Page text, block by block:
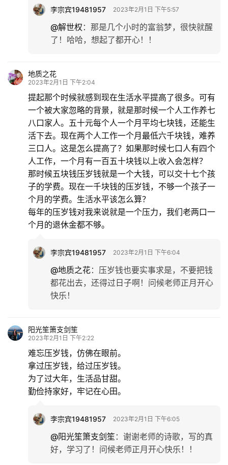
李宗宾19481957 2023年2月1日 下午5:57
@解世权 ： 那是几个小时的富翁梦，很快就醒
了！哈哈，想起了都开心！！
地质之花
2023年2月1日 下午2:04
提起那个时候就感到现在生活水平提高了很多。可有
一个被大家忽略的背景，就是那时候一个人工作养七
八口家人。五十元每个人一个月平均七块钱，还能生
活下去。现在两个人工作一个月最低六千块钱，难养
三口人。这是怎么提高了？如果那时候七口人有四个
人工作，一个月有一百五十块钱以上收入会怎样？
那时候五块钱压岁钱就是一个大钱，可以交十七个孩
子的学费。现在一千块钱的压岁钱，不够一个孩子一
个月的学费。生活水平该怎么算？
每年的压岁钱对我来说就是一个压力，我们老两口一
个月的退休金都不够。
李宗宾19481957 2023年2月1日 下午6:04
@地质之花： 压岁钱也要实事求是，不要把钱
都花出去，还得过日子啊！问候老师正月开心
快乐！
阳光笙箫支剑笙
2023年2月1日 下午2:22
难忘压岁钱，仿佛在眼前。
拿过压岁钱，给过压岁钱。
为了过大年，生活品甘甜。
勤俭持家好，牢记在心田。
李宗宾19481957 2023年2月1日 下午6:05
@阳光笙箫支剑笙 ： 谢谢老师的诗歌，写的真
好，学习了！问候老师正月开心快乐！！